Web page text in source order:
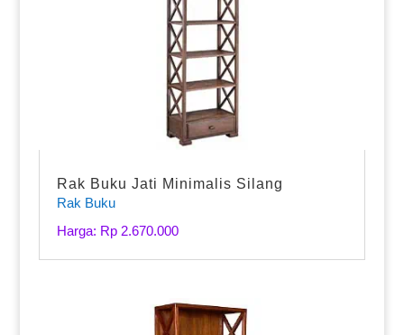
Rak Buku Jati Minimalis Silang
Rak Buku
Harga: Rp 2.670.000